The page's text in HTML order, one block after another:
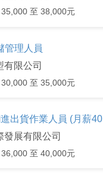
至 38,000元
管理人員
有限公司
至 35,000元
出貨作業人員 (月薪
發展有限公司
至 40,000元